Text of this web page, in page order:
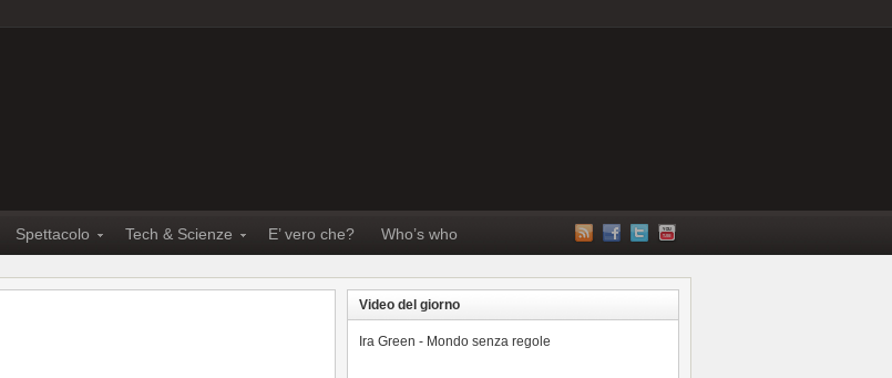
Spettacolo Tech & Scienze E’ vero che? Who’s who
Video del giorno
Ira Green - Mondo senza regole